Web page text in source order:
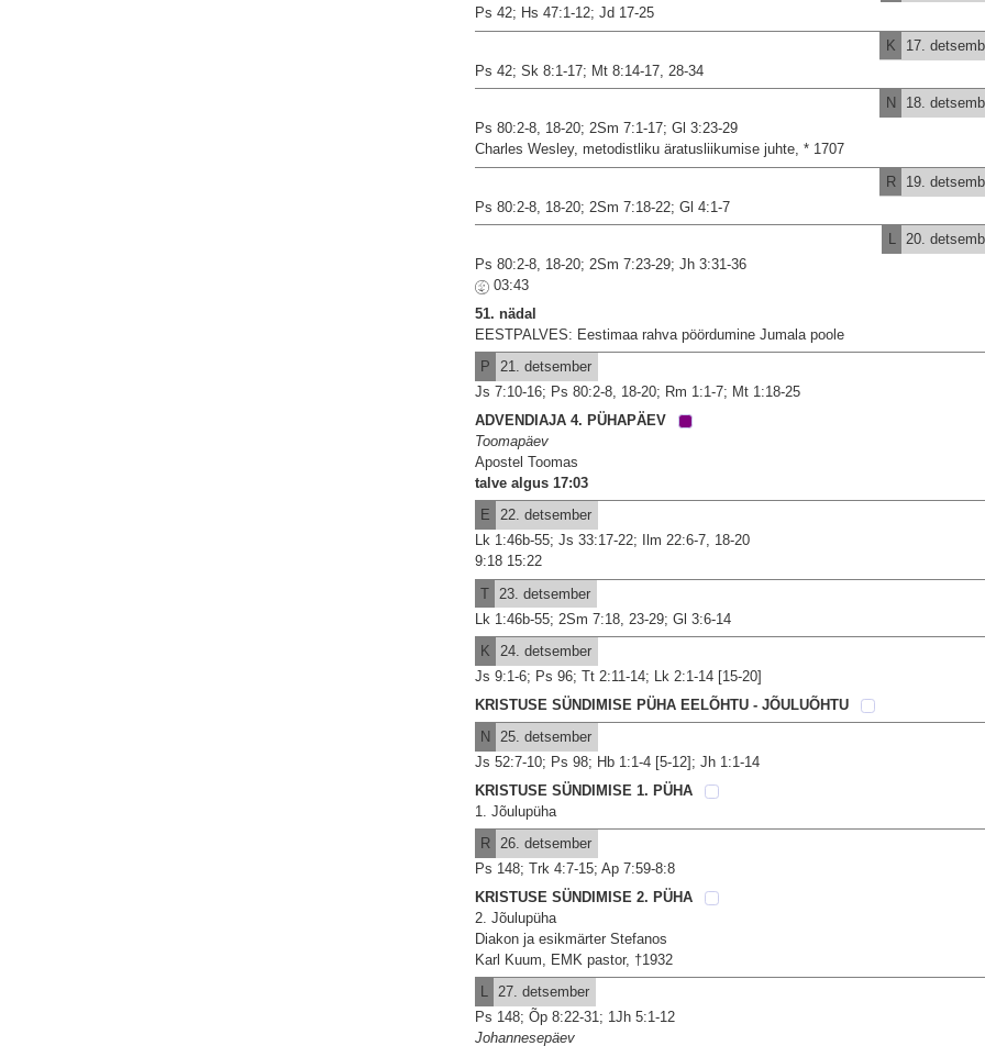
Ps 42; Hs 47:1-12; Jd 17-25
K
17.
Ps 42; Sk 8:1-17; Mt 8:14-17, 28-34
N
18.
Ps 80:2-8, 18-20; 2Sm 7:1-17; Gl 3:23-29
Charles Wesley, metodistliku äratusliikumise juhte, * 1707
R
19.
Ps 80:2-8, 18-20; 2Sm 7:18-22; Gl 4:1-7
L
20.
Ps 80:2-8, 18-20; 2Sm 7:23-29; Jh 3:31-36
03:43
51. nädal
EESTPALVES: Eestimaa rahva pöördumine Jumala poole
P
21. detsember
Js 7:10-16; Ps 80:2-8, 18-20; Rm 1:1-7; Mt 1:18-25
ADVENDIAJA 4. PÜHAPÄEV
Toomapäev
Apostel Toomas
talve algus 17:03
E
22. detsember
Lk 1:46b-55; Js 33:17-22; Ilm 22:6-7, 18-20
9:18 15:22
T
23. detsember
Lk 1:46b-55; 2Sm 7:18, 23-29; Gl 3:6-14
K
24. detsember
Js 9:1-6; Ps 96; Tt 2:11-14; Lk 2:1-14 [15-20]
KRISTUSE SÜNDIMISE PÜHA EELÕHTU - JÕULUÕHTU
N
25. detsember
Js 52:7-10; Ps 98; Hb 1:1-4 [5-12]; Jh 1:1-14
KRISTUSE SÜNDIMISE 1. PÜHA
1. Jõulupüha
R 26. detsember
Ps 148; Trk 4:7-15; Ap 7:59-8:8
KRISTUSE SÜNDIMISE 2. PÜHA
2. Jõulupüha
Diakon ja esikmärter Stefanos
Karl Kuum, EMK pastor, †1932
L 27. detsember
Ps 148; Õp 8:22-31; 1Jh 5:1-12
Johannesepäev